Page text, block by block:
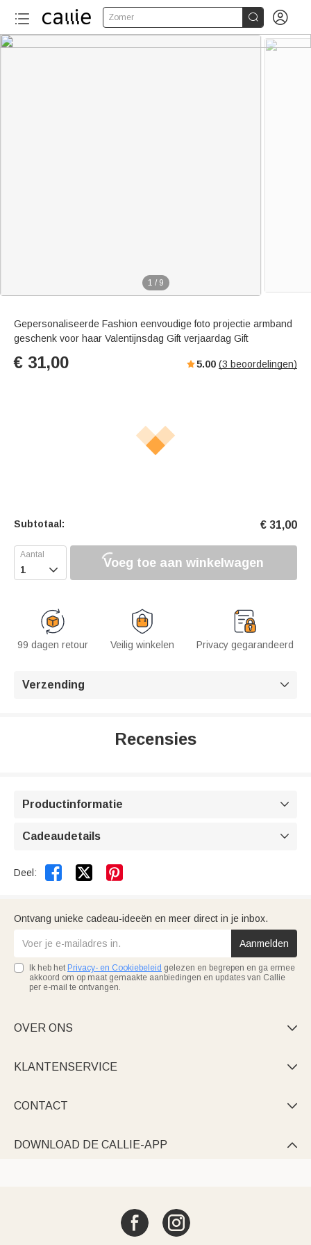
Zomer  
1 / 9
Gepersonaliseerde Fashion eenvoudige foto projectie armband
geschenk voor haar Valentijnsdag Gift verjaardag Gift
€ 31,00 5.00 (3 beoordelingen)
Subtotaal: € 31,00
 Voeg toe aan winkelwagen
99 dagen retour Veilig winkelen Privacy gegarandeerd
Verzending 
Recensies
Productinformatie 
Cadeaudetails 
Deel:  
Ontvang unieke cadeau-ideeën en meer direct in je inbox.
Aanmelden
Ik heb het Privacy- en Cookiebeleid gelezen en begrepen en ga ermee
akkoord om op maat gemaakte aanbiedingen en updates van Callie
per e-mail te ontvangen.
OVER ONS 
KLANTENSERVICE 
CONTACT 
DOWNLOAD DE CALLIE-APP 